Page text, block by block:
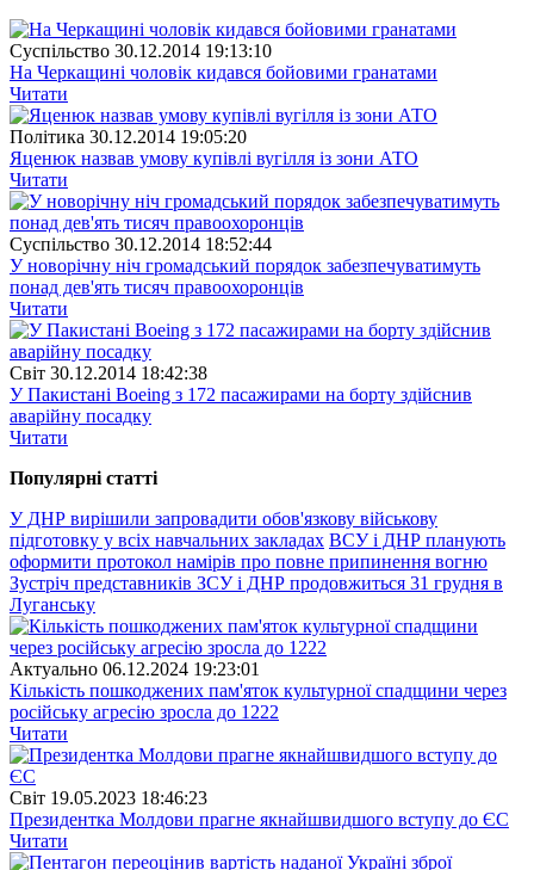
Суспiльство 30.12.2014 19:13:10
На Черкащині чоловік кидався бойовими гранатами
Читати
Полiтика 30.12.2014 19:05:20
Яценюк назвав умову купівлі вугілля із зони АТО
Читати
Суспiльство 30.12.2014 18:52:44
У новорічну ніч громадський порядок забезпечуватимуть
понад дев'ять тисяч правоохоронців
Читати
Свiт 30.12.2014 18:42:38
У Пакистані Boeing з 172 пасажирами на борту здійснив
аварійну посадку
Читати
Популярнi статтi
У ДНР вирішили запровадити обов'язкову військову
підготовку у всіх навчальних закладах ВСУ і ДНР планують
оформити протокол намірів про повне припинення вогню
Зустріч представників ЗСУ і ДНР продовжиться 31 грудня в
Луганську
Актуально 06.12.2024 19:23:01
Кількість пошкоджених пам'яток культурної спадщини через
російську агресію зросла до 1222
Читати
Свiт 19.05.2023 18:46:23
Президентка Молдови прагне якнайшвидшого вступу до ЄС
Читати